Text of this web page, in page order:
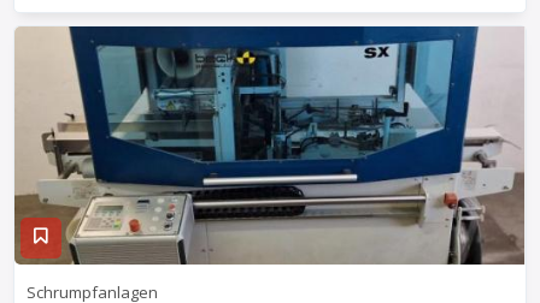
Schrumpfanlagen